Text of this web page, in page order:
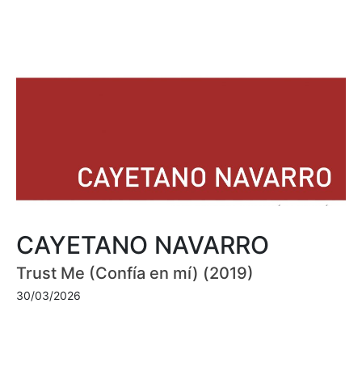
CAYETANO NAVARRO
Trust Me (Confía en mí) (2019)
30/03/2026